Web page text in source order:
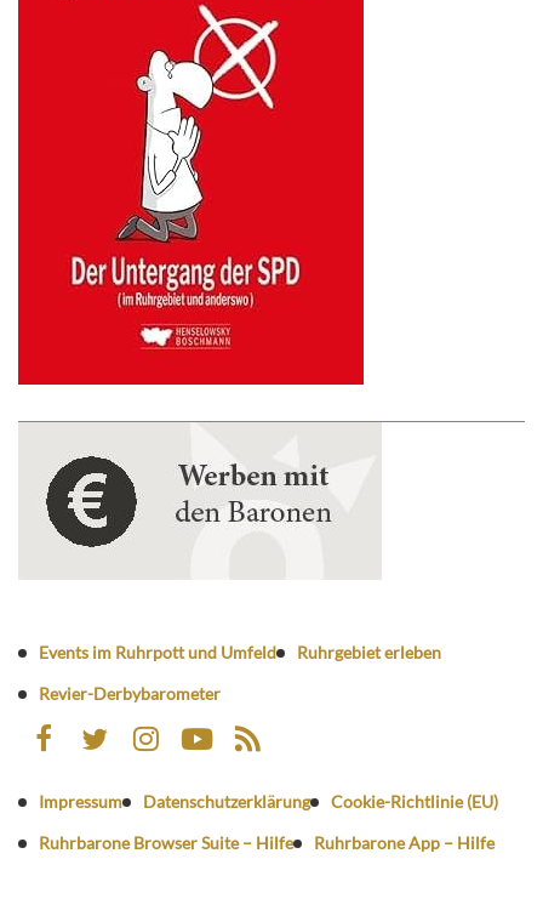
Events im Ruhrpott und Umfeld
Ruhrgebiet erleben
Revier-Derbybarometer
Impressum Datenschutzerklärung
Cookie-Richtlinie (EU)
Ruhrbarone Browser Suite – Hilfe
Ruhrbarone App – Hilfe